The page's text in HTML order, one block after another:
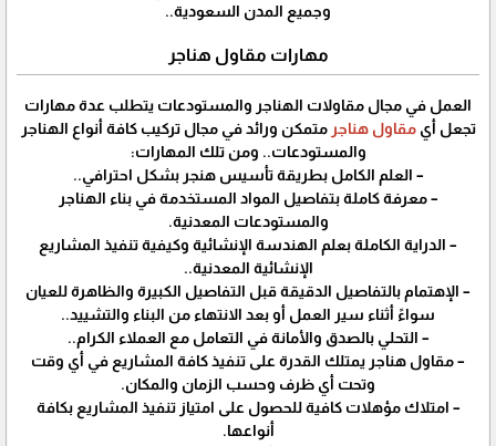
وجميع المدن السعودية..
مهارات مقاول هناجر
العمل في مجال مقاولات الهناجر والمستودعات يتطلب عدة مهارات
تجعل أي مقاول هناجر متمكن ورائد في مجال تركيب كافة أنواع الهناجر
والمستودعات.. ومن تلك المهارات:
– العلم الكامل بطريقة تأسيس هنجر بشكل احترافي..
– معرفة كاملة بتفاصيل المواد المستخدمة في بناء الهناجر
والمستودعات المعدنية.
– الدراية الكاملة بعلم الهندسة الإنشائية وكيفية تنفيذ المشاريع
الإنشائية المعدنية..
– الإهتمام بالتفاصيل الدقيقة قبل التفاصيل الكبيرة والظاهرة للعيان
سواءً أثناء سير العمل أو بعد الانتهاء من البناء والتشييد..
– التحلي بالصدق والأمانة في التعامل مع العملاء الكرام..
– مقاول هناجر يمتلك القدرة على تنفيذ كافة المشاريع في أي وقت
وتحت أي ظرف وحسب الزمان والمكان.
– امتلاك مؤهلات كافية للحصول على امتياز تنفيذ المشاريع بكافة
أنواعها.